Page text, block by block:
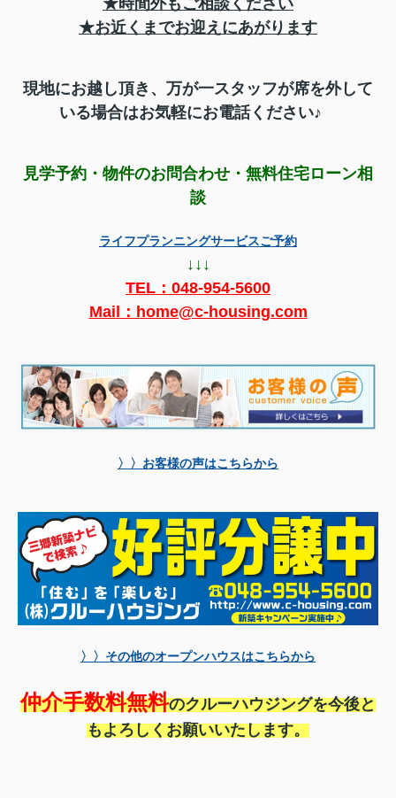
★時間外もご相談ください
★お近くまでお迎えにあがります
現地にお越し頂き、万が一スタッフが席を外して
いる場合はお気軽にお電話ください♪
見学予約・物件のお問合わせ・無料住宅ローン相
談
ライフプランニングサービスご予約
↓↓↓
TEL： 048-954-5600
Mail：home@c-housing.com
〉〉お客様の声はこちらから
〉〉その他のオープンハウスはこちらから
仲介手数料無料のクルーハウジングを今後と
もよろしくお願いいたします。